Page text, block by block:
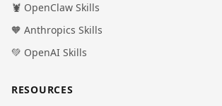
🦞 OpenClaw Skills
🧡 Anthropics Skills
💚 OpenAI Skills
RESOURCES